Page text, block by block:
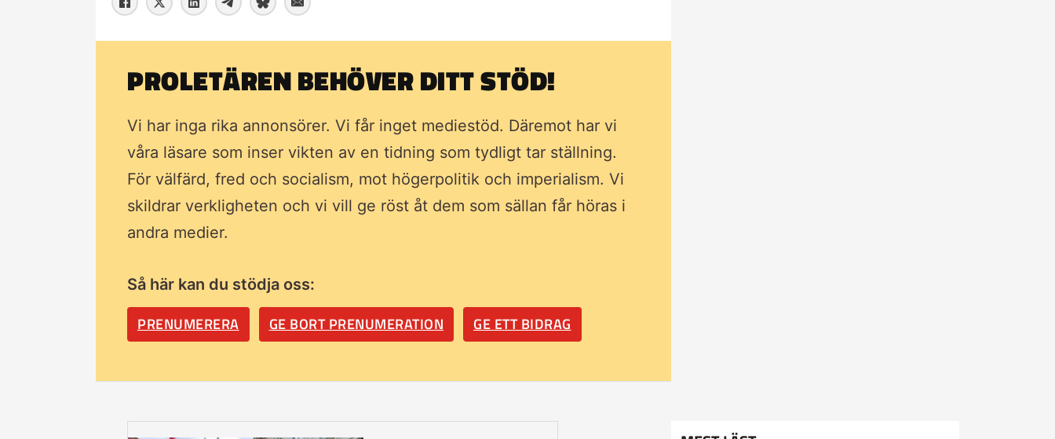
PROLETÄREN BEHÖVER DITT STÖD!
Vi har inga rika annonsörer. Vi får inget mediestöd. Däremot har vi
våra läsare som inser vikten av en tidning som tydligt tar ställning.
För välfärd, fred och socialism, mot högerpolitik och imperialism. Vi
skildrar verkligheten och vi vill ge röst åt dem som sällan får höras i
andra medier.
Så här kan du stödja oss:
PRENUMERERA GE BORT PRENUMERATION GE ETT BIDRAG